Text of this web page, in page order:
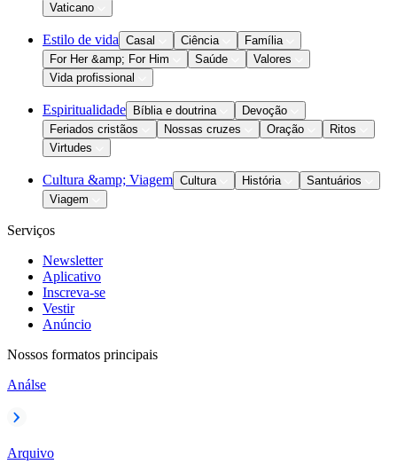
Vaticano
Estilo de vida Casal Ciência
Família
For Her &amp; For Him
Saúde
Valores
Vida profissional
Espiritualidade Bíblia e doutrina
Devoção
Feriados cristãos
Nossas cruzes Oração
Ritos
Virtudes
Cultura &amp; Viagem Cultura História
Santuários
Viagem
Serviços
Newsletter
Aplicativo
Inscreva-se
Vestir
Anúncio
Nossos formatos principais
Análse
Arquivo